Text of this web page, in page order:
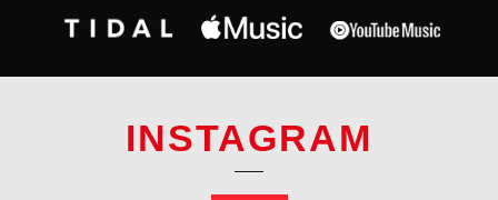
INSTAGRAM